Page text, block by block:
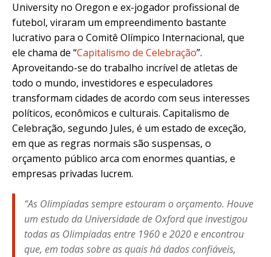
University no Oregon e ex-jogador profissional de
futebol, viraram um empreendimento bastante
lucrativo para o Comitê Olímpico Internacional, que
ele chama de “Capitalismo de Celebração”.
Aproveitando-se do trabalho incrível de atletas de
todo o mundo, investidores e especuladores
transformam cidades de acordo com seus interesses
políticos, econômicos e culturais. Capitalismo de
Celebração, segundo Jules, é um estado de exceção,
em que as regras normais são suspensas, o
orçamento público arca com enormes quantias, e
empresas privadas lucrem.
“As Olimpíadas sempre estouram o orçamento. Houve
um estudo da Universidade de Oxford que investigou
todas as Olimpíadas entre 1960 e 2020 e encontrou
que, em todas sobre as quais há dados confiáveis,